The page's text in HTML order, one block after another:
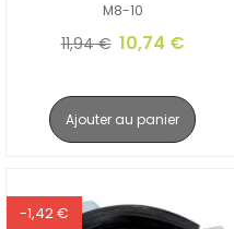
M8-10
11,94 € 10,74 €
Ajouter au panier
-1,42 €